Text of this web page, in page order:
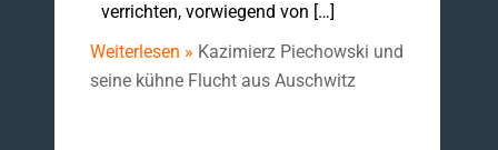
verrichten, vorwiegend von […]
Weiterlesen » Kazimierz Piechowski und
seine kühne Flucht aus Auschwitz